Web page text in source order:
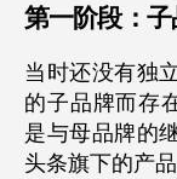
第一阶段：子
当时还没有独
的子品牌而存
是与母品牌的
头条旗下的产品